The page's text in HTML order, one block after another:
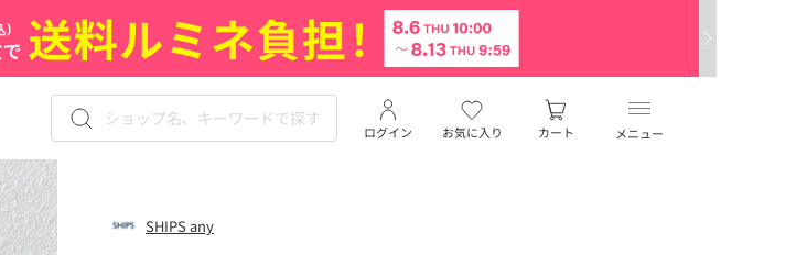
メニュー
お気に入り
ログイン カート
SHIPS any